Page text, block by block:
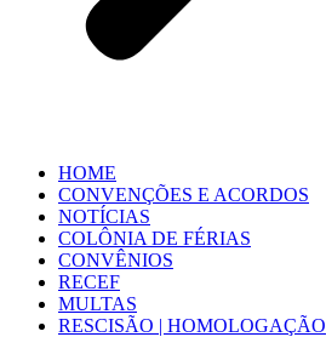
HOME
CONVENÇÕES E ACORDOS
NOTÍCIAS
COLÔNIA DE FÉRIAS
CONVÊNIOS
RECEF
MULTAS
RESCISÃO | HOMOLOGAÇÃO